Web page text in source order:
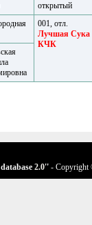
открытый
001, отл.
Лучшая Сука
КЧК
2.0'' - Copyright